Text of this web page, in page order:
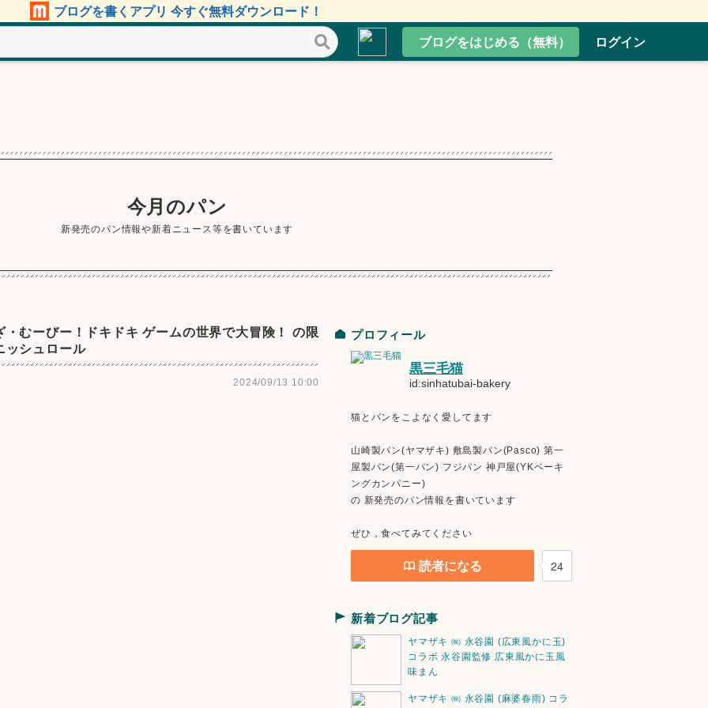
ブログを書くアプリ 今すぐ無料ダウンロード！
ブログをはじめる（無料）
ログイン
今月のパン
新発売のパン情報や新着ニュース等を書いています
むーびー！ドキドキ ゲームの世界で大冒険！ の限
ッシュロール
2024/09/13 10:00
プロフィール
黒三毛猫
id:sinhatubai-bakery
猫とパンをこよなく愛してます
山崎製パン(ヤマザキ) 敷島製パン(Pasco) 第一
屋製パン(第一パン) フジパン 神戸屋(YKベーキ
ングカンパニー)
の 新発売のパン情報を書いています
ぜひ，食べてみてください
読者になる 24
新着ブログ記事
ヤマザキ ㈱ 永谷園 (広東風かに玉)
コラボ 永谷園監修 広東風かに玉風
味まん
ヤマザキ ㈱ 永谷園 (麻婆春雨) コラ